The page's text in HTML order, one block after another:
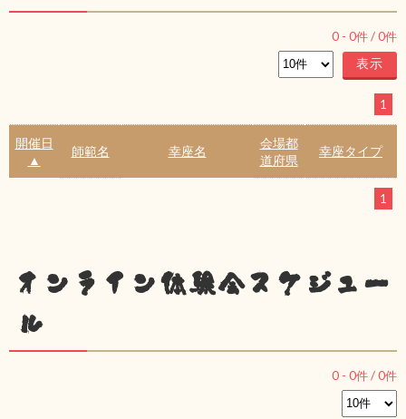
0 - 0件 /0件
1
開催日
▲
師範名 幸座名
会場都
道府県
幸座タイプ
1
オンライン体験会スケジュー
ル
0 - 0件 /0件